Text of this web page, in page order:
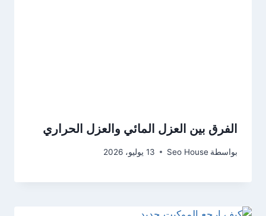
الفرق بين العزل المائي والعزل الحراري
بواسطة Seo House 13 يوليو، 2026